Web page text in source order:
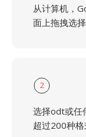
从计算机，
面上拖拽选
2
选择odt或任
超过200种格